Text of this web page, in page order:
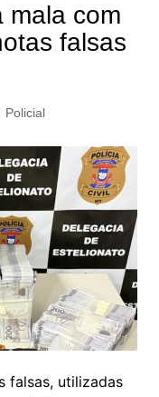
mala com
falsas
Policial
falsas, utilizadas